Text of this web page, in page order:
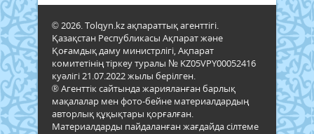
© 2026. Tolqyn.kz ақпараттық агенттігі.
Қазақстан Республикасы Ақпарат және
Қоғамдық даму министрлігі, Ақпарат
комитетінің тіркеу туралы № KZ05VPY00052416
куәлігі 21.07.2022 жылы берілген.
® Агенттік сайтында жарияланған барлық
мақалалар мен фото-бейне материалдардың
авторлық құқықтары қорғалған.
Материалдарды пайдаланған жағдайда сілтеме